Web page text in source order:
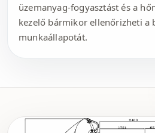
üzemanyag-fogyasztást és a
kezelő bármikor ellenőrizheti a
munkaállapotát.